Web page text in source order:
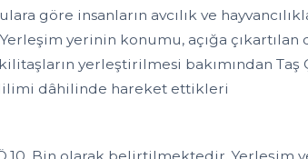
göre insanların avcılık ve
yerinin konumu, açığa çıkartılan
yerleştirilmesi bakımından Taş
dâhilinde hareket ettikleri